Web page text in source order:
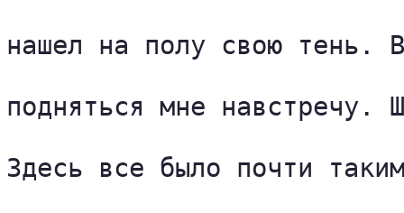
нашел на полу свою тень.
подняться мне
Здесь все было почти